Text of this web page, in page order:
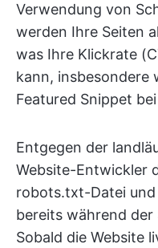
Verwendung von
werden Ihre Seiten
was Ihre Klickrate
kann, insbesondere
Featured Snippet
Entgegen der
Website-Entwickler
robots.txt-Datei und
bereits während
Sobald die Website